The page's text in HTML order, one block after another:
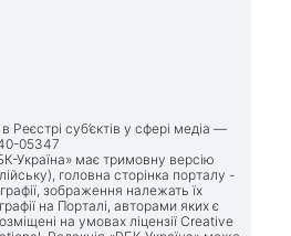
Реєстрі суб’єктів у сфері медіа —
05347
Україна» має тримовну версію
головна сторінка порталу -
зображення належать їх
на Порталі, авторами яких є
на умовах ліцензії Creative